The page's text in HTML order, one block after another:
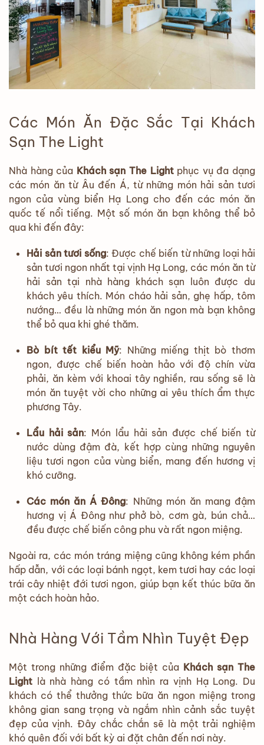
Các Món Ăn Đặc Sắc Tại Khách
Sạn The Light
Nhà hàng của Khách sạn The Lightphục vụ đa dạng
các món ăn từ Âu đến Á, từ những món hải sản tươi
ngon của vùng biển Hạ Long cho đến các món ăn
quốc tế nổi tiếng. Một số món ăn bạn không thể bỏ
qua khi đến đây:
Hải sản tươi sống: Được chế biến từ những loại hải
sản tươi ngon nhất tại vịnh Hạ Long, các món ăn từ
hải sản tại nhà hàng khách sạn luôn được du
khách yêu thích. Món cháo hải sản, ghẹ hấp, tôm
nướng… đều là những món ăn ngon mà bạn không
thể bỏ qua khi ghé thăm.
Bò bít tết kiểu Mỹ: Những miếng thịt bò thơm
ngon, được chế biến hoàn hảo với độ chín vừa
phải, ăn kèm với khoai tây nghiền, rau sống sẽ là
món ăn tuyệt vời cho những ai yêu thích ẩm thực
phương Tây.
Lẩu hải sản: Món lẩu hải sản được chế biến từ
nước dùng đậm đà, kết hợp cùng những nguyên
liệu tươi ngon của vùng biển, mang đến hương vị
khó cưỡng.
Các món ăn Á Đông: Những món ăn mang đậm
hương vị Á Đông như phở bò, cơm gà, bún chả…
đều được chế biến công phu và rất ngon miệng.
Ngoài ra, các món tráng miệng cũng không kém phần
hấp dẫn, với các loại bánh ngọt, kem tươi hay các loại
trái cây nhiệt đới tươi ngon, giúp bạn kết thúc bữa ăn
một cách hoàn hảo.
Nhà Hàng Với Tầm Nhìn Tuyệt Đẹp
Một trong những điểm đặc biệt của Khách sạn The
Light là nhà hàng có tầm nhìn ra vịnh Hạ Long. Du
khách có thể thưởng thức bữa ăn ngon miệng trong
không gian sang trọng và ngắm nhìn cảnh sắc tuyệt
đẹp của vịnh. Đây chắc chắn sẽ là một trải nghiệm
khó quên đối với bất kỳ ai đặt chân đến nơi này.